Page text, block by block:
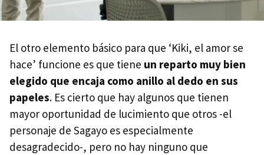
El otro elemento básico para que ‘Kiki, el amor se
hace’ funcione es que tiene un reparto muy bien
elegido que encaja como anillo al dedo en sus
papeles. Es cierto que hay algunos que tienen
mayor oportunidad de lucimiento que otros -el
personaje de Sagayo es especialmente
desagradecido-, pero no hay ninguno que